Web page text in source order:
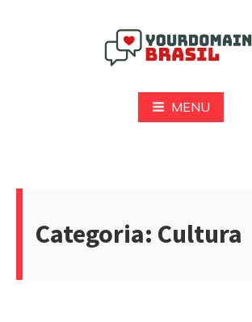
Yourdomain Brasil
MENU
Categoria: Cultura